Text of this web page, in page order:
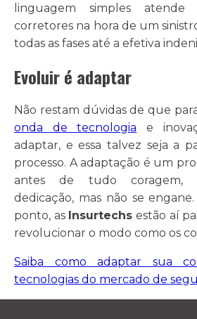
linguagem simples
corretores na hora de um
todas as fases até a efetiva
Evoluir é adaptar
Não restam dúvidas de que
onda de tecnologia e
adaptar, e essa talvez seja a
processo. A adaptação é um
antes de tudo coragem,
dedicação, mas não se
ponto, as Insurtechs estão aí
revolucionar o modo como os
Saiba como adaptar sua
tecnologias do mercado de